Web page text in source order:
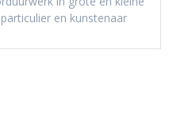
en kunstenaar